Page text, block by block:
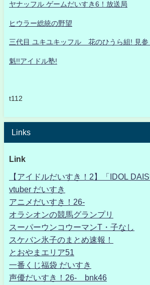
ヤナッフル ゲームだいすき6！放送局
ヒウラー総統の野望
三代目 ユキユキッフル 花のひうら組! 見参
魁!!アイドル塾!
t112
Links
Link
【アイドルだいすき！2】「IDOL
vtuber だいすき
アニメだいすき！26-
オラシオンの競馬グランプリ
スーパーウンコウーマンT・子なし
スケバン氷子のまとめ速報！
とおやまエリア51
一番くじ福袋 だいすき
声優だいすき！26- bnk46